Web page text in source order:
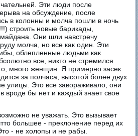
Эти люди после
на обсуждение, после
в колонны и молча пошли в ночь
строить новые барикады,
Они шли навстречу
молча, но все как один. Эти
облепленные людьми как
все, никто не стремился
много женщин. Я примерно засек
за полчаса, высотой более двух
улицы. Это все завораживало, они
вроде бы нет и каждый знает свое
не уважать. Это вызывает
большее - преклонение перед их
- не холопы и не рабы.